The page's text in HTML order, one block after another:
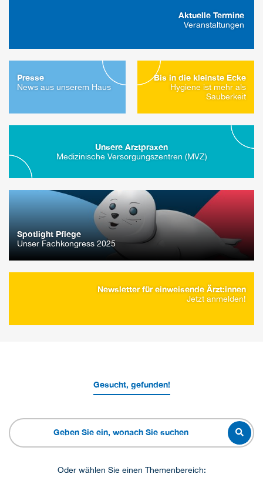
Aktuelle Termine
Veranstaltungen
Presse
News aus unserem Haus
Bis in die kleinste Ecke
Hygiene ist mehr als
Sauberkeit
Unsere Arztpraxen
Medizinische Versorgungszentren (MVZ)
Spotlight Pflege
Unser Fachkongress 2025
Newsletter für einweisende Ärzt:innen
Jetzt anmelden!
Gesucht, gefunden!
Oder wählen Sie einen Themenbereich: